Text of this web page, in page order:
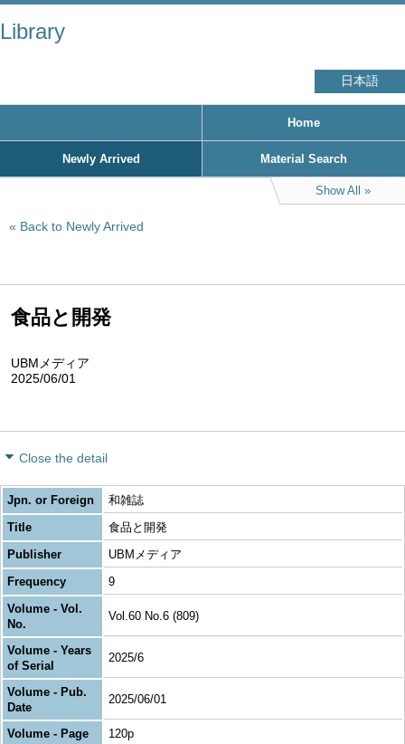
Library
日本語
Home
Newly Arrived Material Search
Show All
Back to Newly Arrived
食品と開発
UBMメディア
2025/06/01
Close the detail
Jpn. or Foreign
和雑誌
Title
食品と開発
Publisher
UBMメディア
Frequency
9
Volume - Vol.
No.
Vol.60 No.6 (809)
Volume - Years
of Serial
2025/6
Volume - Pub.
Date
2025/06/01
Volume - Page
120p